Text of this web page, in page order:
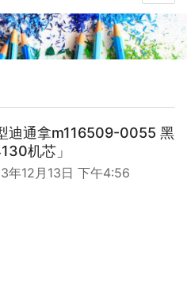
迪通拿m116509-0055 黑
机芯」
年12月13日 下午4:56